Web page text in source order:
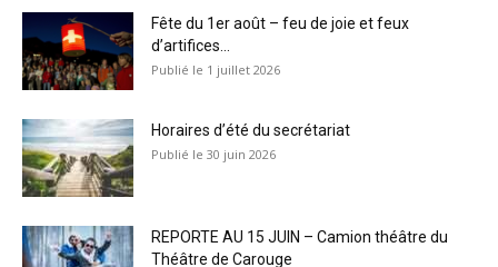
Fête du 1er août – feu de joie et feux
d’artifices...
1 juillet 2026
Horaires d’été du secrétariat
30 juin 2026
REPORTE AU 15 JUIN – Camion théâtre du
Théâtre de Carouge